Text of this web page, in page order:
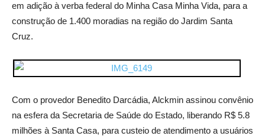
em adição à verba federal do Minha Casa Minha Vida, para a
construção de 1.400 moradias na região do Jardim Santa
Cruz.
Com o provedor Benedito Darcádia, Alckmin assinou convênio
na esfera da Secretaria de Saúde do Estado, liberando R$ 5.8
milhões à Santa Casa, para custeio de atendimento a usuários